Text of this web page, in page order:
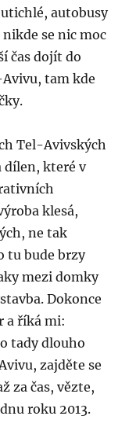
utichlé, autobusy
se nic moc
čas dojít do
tam kde
Tel-Avivských
dílen, které v
klesá,
ne tak
tu bude brzy
mezi domky
Dokonce
a říká mi:
tady dlouho
zajděte se
za čas, vězte,
roku 2013.